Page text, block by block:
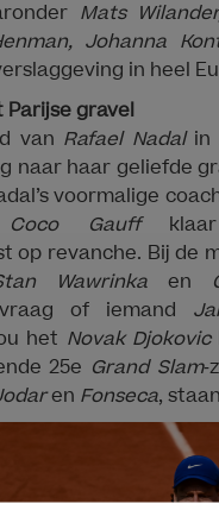
Mats
Johanna
in heel
Parijse gravel
van Rafael Nadalin
naar haar geliefde
voormalige
Coco Gauff
op revanche. Bij de
Wawrinka en
of iemand
het Novak Djokovic
25e Grand Slam
en Fonseca,